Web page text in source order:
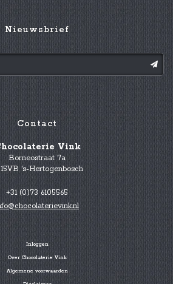
Nieuwsbrief
Contact
Vink
Borneostraat 7a
's-Hertogenbosch
+31 (0)73 6105565
Inloggen
Over Chocolaterie Vink
Algemene voorwaarden